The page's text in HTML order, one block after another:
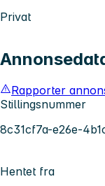
Privat
Rapporter
Stillingsnummer
8c31cf7a-e26e-
Hentet fra